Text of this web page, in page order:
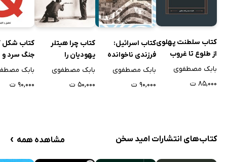
کتاب سلطنت پهلوی
از طلوع تا غروب
بابک مصطفوی
۸۵,۰۰۰ ت
کتاب اسرائیل:
فرزندی ناخوانده
بابک مصطفوی
۹۰,۰۰۰ ت
کتاب چرا هیتلر
یهودیان را
می‌کشت؟
بابک مصطفوی
۵۰,۰۰۰ ت
کتاب شکل
جنگ سرد و
بر ایران و
بابک
۹۰,۰۰۰ ت
کتاب‌های انتشارات امید سخن مشاهده همه ›